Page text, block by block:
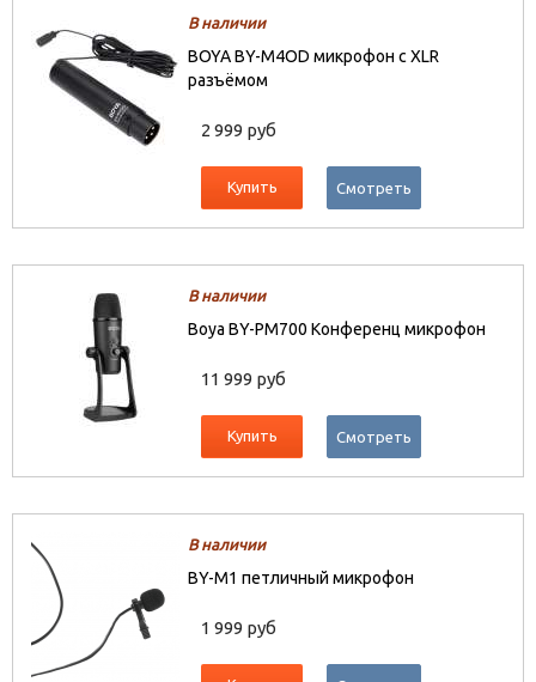
В наличии
BOYA BY-M4OD микрофон с XLR
разъёмом
2 999 руб
Купить Смотреть
В наличии
Boya BY-PM700 Конференц микрофон
11 999 руб
Купить Смотреть
В наличии
BY-M1 петличный микрофон
1 999 руб